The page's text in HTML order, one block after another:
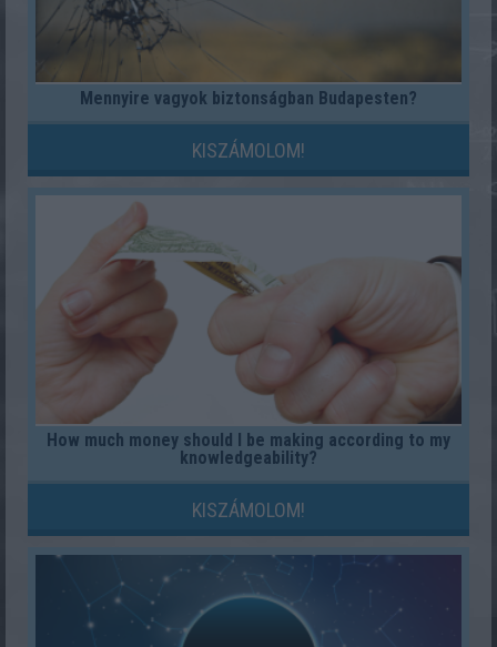
Mennyire vagyok biztonságban Budapesten?
KISZÁMOLOM!
How much money should I be making according to my
knowledgeability?
KISZÁMOLOM!